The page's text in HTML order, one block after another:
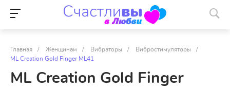
Главная / Женщинам / Вибраторы / Вибростимуляторы
/
ML Creation Gold Finger ML41
ML Creation Gold Finger